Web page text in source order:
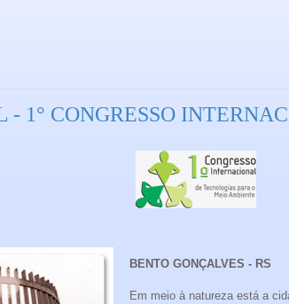
- 1° CONGRESSO
BENTO GONÇALVES - RS
Em meio à natureza está a